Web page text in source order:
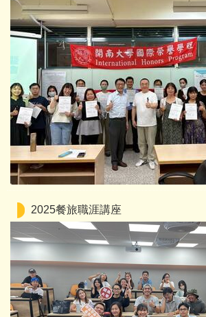
2025餐旅職涯講座